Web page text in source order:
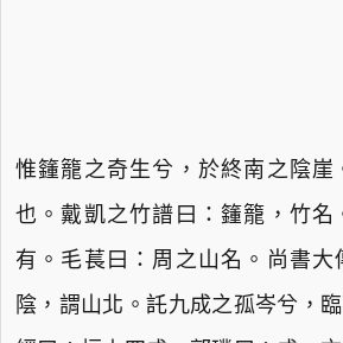
惟籦籠之奇生兮，於終南之陰崖
也。戴凱之竹譜曰：籦籠，竹名
有。毛萇曰：周之山名。尚書大
陰，謂山北。託九成之孤岑兮，